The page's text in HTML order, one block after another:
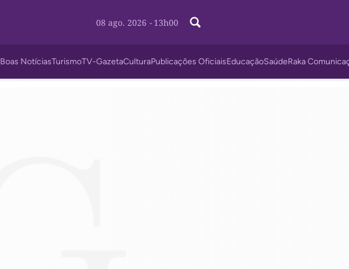
08 ago. 2026 - 13h00
Boas NotíciasTurismoTV-GazetaCulturaPublicações OficiaisEducaçãoSaúdeRaka